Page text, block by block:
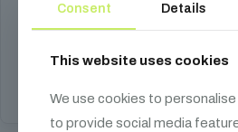
5 190
Consent Details
This website uses cookies
We use cookies to
to provide social media